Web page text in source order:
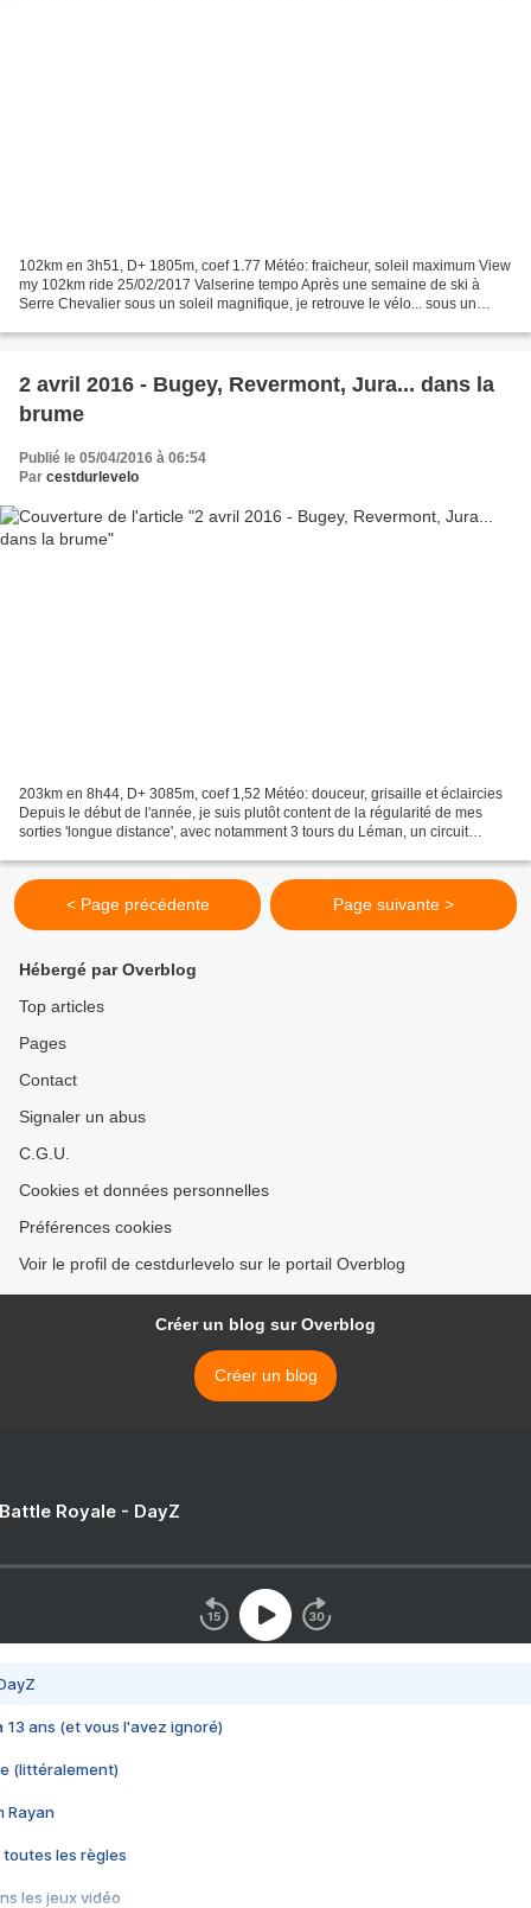
102km en 3h51, D+ 1805m, coef 1.77 Météo: fraicheur, soleil maximum View
my 102km ride 25/02/2017 Valserine tempo Après une semaine de ski à
Serre Chevalier sous un soleil magnifique, je retrouve le vélo... sous un
2 avril 2016 - Bugey, Revermont, Jura... dans la
brume
Publié le 05/04/2016 à 06:54
Par cestdurlevelo
203km en 8h44, D+ 3085m, coef 1,52 Météo: douceur, grisaille et éclaircies
Depuis le début de l'année, je suis plutôt content de la régularité de mes
sorties 'longue distance', avec notamment 3 tours du Léman, un circuit
< Page précédente Page suivante >
Hébergé par Overblog
Top articles
Pages
Contact
Signaler un abus
C.G.U.
Cookies et données personnelles
Préférences cookies
Voir le profil de cestdurlevelo sur le portail Overblog
Créer un blog sur Overblog
Créer un blog
Royale - DayZ
13 ans (et vous l'avez ignoré)
(littéralement)
Rayan
toutes les règles
les jeux vidéo